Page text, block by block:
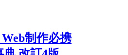
制作必携